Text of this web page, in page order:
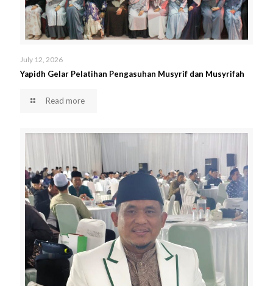
July 12, 2026
Yapidh Gelar Pelatihan Pengasuhan Musyrif dan Musyrifah
Read more